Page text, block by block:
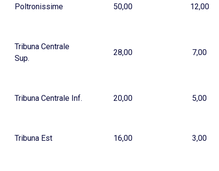
Poltronissime 50,00 12,00
Tribuna Centrale
Sup.
28,00 7,00
Tribuna Centrale Inf. 20,00 5,00
Tribuna Est 16,00 3,00